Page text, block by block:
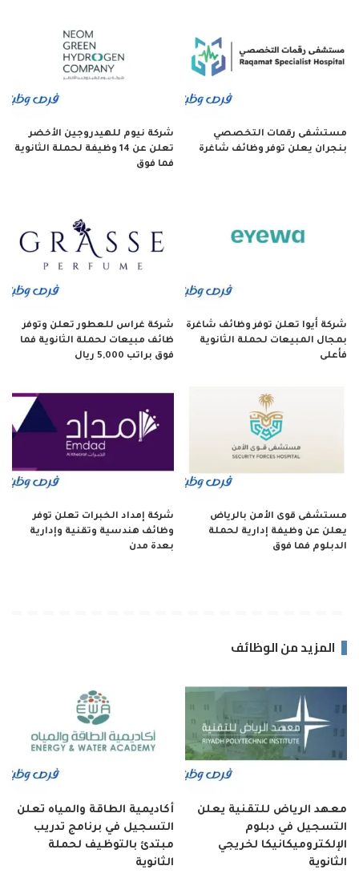
مستشفى رقمات التخصصي
بنجران يعلن توفر وظائف شاغرة
شركة نيوم للهيدروجين الأخضر
تعلن عن 14 وظيفة لحملة الثانوية
فما فوق
شركة أيوا تعلن توفر وظائف شاغرة
بمجال المبيعات لحملة الثانوية
فأعلى
شركة غراس للعطور تعلن وتوفر
ظائف مبيعات لحملة الثانوية فما
فوق براتب 5,000 ريال
مستشفى قوى الأمن بالرياض
يعلن عن وظيفة إدارية لحملة
الدبلوم فما فوق
شركة إمداد الخبرات تعلن توفر
وظائف هندسية وتقنية وإدارية
بعدة مدن
المزيد من الوظائف
معهد الرياض للتقنية يعلن
التسجيل في دبلوم
الإلكتروميكانيكا لخريجي
الثانوية
أكاديمية الطاقة والمياه تعلن
التسجيل في برنامج تدريب
مبتدئ بالتوظيف لحملة
الثانوية